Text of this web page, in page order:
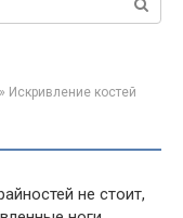
» Искривление костей
не стоит,